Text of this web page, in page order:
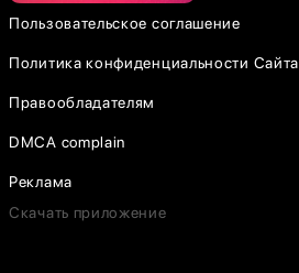
Пользовательское соглашение
Политика конфиденциальности Сайта
Правообладателям
DMCA complain
Реклама
Скачать приложение